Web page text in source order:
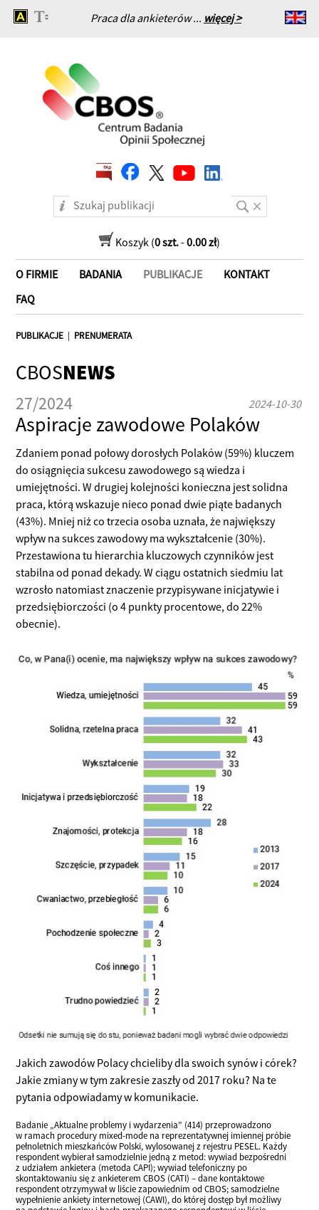
Praca dla ankieterów ... więcej >
Strona główna
Koszyk (0 szt.-0.00 zł)
O FIRMIE BADANIA PUBLIKACJE
KONTAKT
FAQ
PUBLIKACJE | PRENUMERATA
CBOSNEWS
27/2024 2024-10-30
Aspiracje zawodowe Polaków
Zdaniem ponad połowy dorosłych Polaków (59%) kluczem
do osiągnięcia sukcesu zawodowego są wiedza i
umiejętności. W drugiej kolejności konieczna jest solidna
praca, którą wskazuje nieco ponad dwie piąte badanych
(43%). Mniej niż co trzecia osoba uznała, że największy
wpływ na sukces zawodowy ma wykształcenie (30%).
Przestawiona tu hierarchia kluczowych czynników jest
stabilna od ponad dekady. W ciągu ostatnich siedmiu lat
wzrosło natomiast znaczenie przypisywane inicjatywie i
przedsiębiorczości (o 4 punkty procentowe, do 22%
obecnie).
Jakich zawodów Polacy chcieliby dla swoich synów i córek?
Jakie zmiany w tym zakresie zaszły od 2017 roku? Na te
pytania odpowiadamy w komunikacie.
Badanie „Aktualne problemy i wydarzenia” (414) przeprowadzono
w ramach procedury mixed-mode na reprezentatywnej imiennej próbie
pełnoletnich mieszkańców Polski, wylosowanej z rejestru PESEL. Każdy
respondent wybierał samodzielnie jedną z metod: wywiad bezpośredni
z udziałem ankietera (metoda CAPI); wywiad telefoniczny po
skontaktowaniu się z ankieterem CBOS (CATI) – dane kontaktowe
respondent otrzymywał w liście zapowiednim od CBOS; samodzielne
wypełnienie ankiety internetowej (CAWI), do której dostęp był możliwy